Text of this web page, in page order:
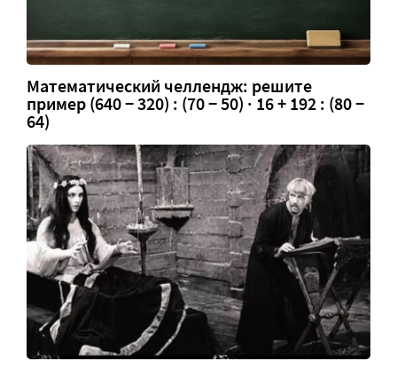
Математический челлендж: решите
пример (640 − 320) : (70 − 50) · 16 + 192 : (80 −
64)